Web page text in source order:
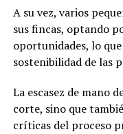
A su vez, varios
sus fincas, optando
oportunidades, lo
sostenibilidad de las
La escasez de mano
corte, sino que
críticas del proceso